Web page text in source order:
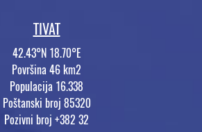
TIVAT
42.43°N 18.70°E
Površina 46 km2
Populacija 16.338
Poštanski broj 85320
Pozivni broj +382 32